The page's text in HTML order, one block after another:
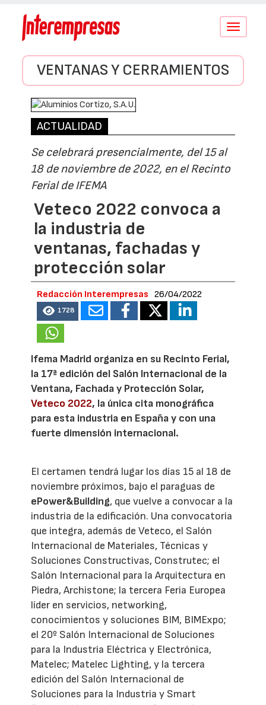
Conmutar
VENTANAS Y CERRAMIENTOS
ACTUALIDAD
Se celebrará presencialmente, del 15 al
18 de noviembre de 2022, en el Recinto
Ferial de IFEMA
Veteco 2022 convoca a
la industria de
ventanas, fachadas y
protección solar
Redacción Interempresas 26/04/2022
1728
Ifema Madrid organiza en su Recinto Ferial,
la 17ª edición del Salón Internacional de la
Ventana, Fachada y Protección Solar,
Veteco 2022, la única cita monográfica
para esta industria en España y con una
fuerte dimensión internacional.
El certamen tendrá lugar los días 15 al 18 de
noviembre próximos, bajo el paraguas de
ePower&Building, que vuelve a convocar a la
industria de la edificación. Una convocatoria
que integra, además de Veteco, el Salón
Internacional de Materiales, Técnicas y
Soluciones Constructivas, Construtec; el
Salón Internacional para la Arquitectura en
Piedra, Archistone; la tercera Feria Europea
líder en servicios, networking,
conocimientos y soluciones BIM, BIMExpo;
el 20º Salón Internacional de Soluciones
para la Industria Eléctrica y Electrónica,
Matelec; Matelec Lighting, y la tercera
edición del Salón Internacional de
Soluciones para la Industria y Smart